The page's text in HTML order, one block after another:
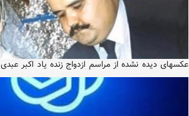
عکسهای دیده نشده از مراسم ازدواج زنده یاد اکبر عبدی